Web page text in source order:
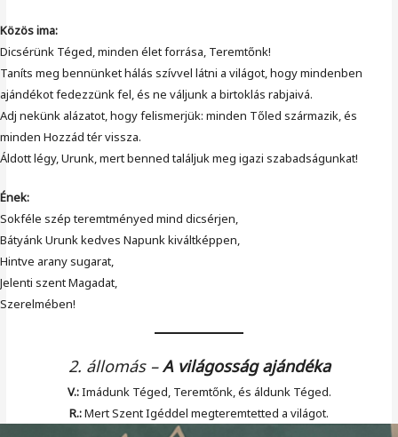
Közös ima:
Dicsérünk Téged, minden élet forrása, Teremtőnk!
Taníts meg bennünket hálás szívvel látni a világot, hogy mindenben
ajándékot fedezzünk fel, és ne váljunk a birtoklás rabjaivá.
Adj nekünk alázatot, hogy felismerjük: minden Tőled származik, és
minden Hozzád tér vissza.
Áldott légy, Urunk, mert benned találjuk meg igazi szabadságunkat!
Ének:
Sokféle szép teremtményed mind dicsérjen,
Bátyánk Urunk kedves Napunk kiváltképpen,
Hintve arany sugarat,
Jelenti szent Magadat,
Szerelmében!
2. állomás – A világosság ajándéka
V.:Imádunk Téged, Teremtőnk, és áldunk Téged.
R.:Mert Szent Igéddel megteremtetted a világot.